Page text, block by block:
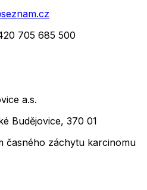
705 685 500
a.s.
Budějovice, 370 01
časného záchytu karcinomu